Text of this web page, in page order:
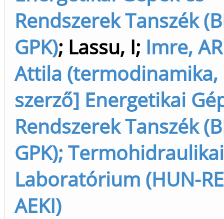
Rendszerek Tanszék
GPK); Lassu, I; Imre,
Attila (termodinamika,
szerző] Energetikai
Rendszerek Tanszék
GPK); Termohidraulikai
Laboratórium (HUN-
AEKI)